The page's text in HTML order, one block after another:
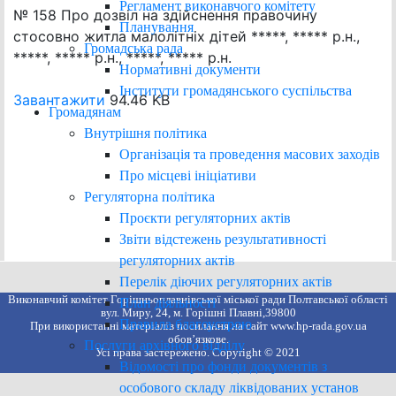
Регламент виконавчого комітету
Планування
Громадська рада
Нормативні документи
Інститути громадянського суспільства
Громадянам
Внутрішня політика
Організація та проведення масових заходів
Про місцеві ініціативи
Регуляторна політика
Проєкти регуляторних актів
Звіти відстежень результативності
регуляторних актів
Перелік діючих регуляторних актів
План діяльності
Правила благоустрою
Послуги архівного відділу
Відомості про фонди документів з
особового складу ліквідованих установ
№ 158 Про дозвіл на здійснення правочину
стосовно житла малолітніх дітей *****, ***** р.н.,
*****, ***** р.н., *****, ***** р.н.
Завантажити 94.46 KB
Виконавчий комітет Горішньоплавнівської міської ради Полтавської області
вул. Миру, 24, м. Горішні Плавні,39800
При використанні матеріалів посилання на сайт www.hp-rada.gov.ua
обов’язкове.
Усі права застережено. Copyright © 2021